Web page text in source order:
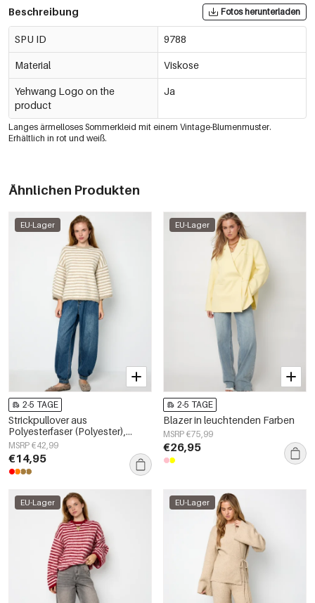
Beschreibung Fotos herunterladen
SPU ID 9788
Material Viskose
Yehwang Logo on the
product
Ja
Langes ärmelloses Sommerkleid mit einem Vintage-Blumenmuster.
Erhältlich in rot und weiß.
Ähnlichen Produkten
EU-Lager
2-5 TAGE
Strickpullover aus
Polyesterfaser (Polyester),
gestreift, lässige
Herbst-/Winterkleidung
MSRP €42,99
€14,95
EU-Lager
2-5 TAGE
Blazer in leuchtenden Farben
MSRP €75,99
€26,95
EU-Lager EU-Lager